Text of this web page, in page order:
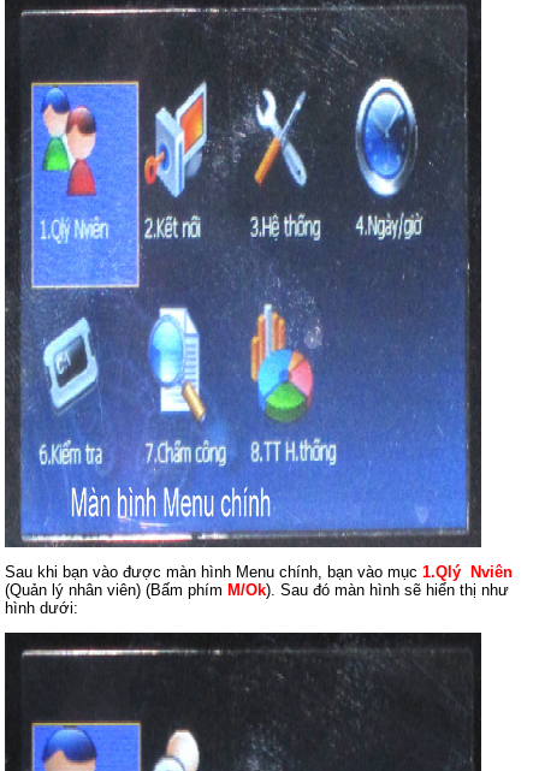
Sau khi bạn vào được màn hình Menu chính, bạn vào mục1.Qlý Nviên
(Quản lý nhân viên) (Bấm phím M/Ok). Sau đó màn hình sẽ hiển thị như
hình dưới: